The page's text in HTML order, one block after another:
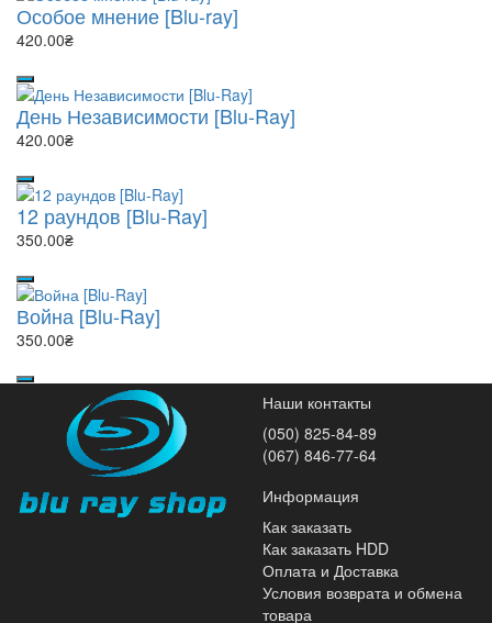
Особое мнение [Blu-ray]
420.00₴
День Независимости [Blu-Ray]
420.00₴
12 раундов [Blu-Ray]
350.00₴
Война [Blu-Ray]
350.00₴
Наши контакты
(050) 825-84-89
(067) 846-77-64
Информация
Как заказать
Как заказать HDD
Оплата и Доставка
Условия возврата и обмена
товара